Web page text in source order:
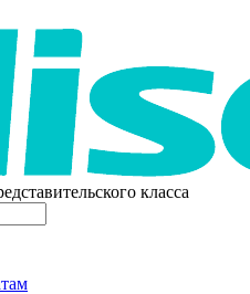
класса